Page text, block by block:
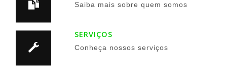
Saiba mais sobre quem somos
SERVIÇOS
Conheça nossos serviços